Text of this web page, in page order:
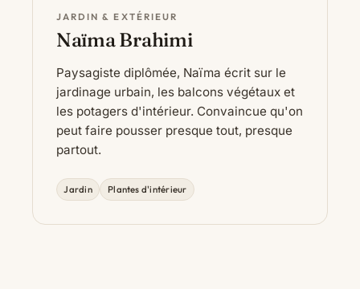
JARDIN & EXTÉRIEUR
Naïma Brahimi
Paysagiste diplômée, Naïma écrit sur le
jardinage urbain, les balcons végétaux et
les potagers d'intérieur. Convaincue qu'on
peut faire pousser presque tout, presque
partout.
Jardin Plantes d'intérieur